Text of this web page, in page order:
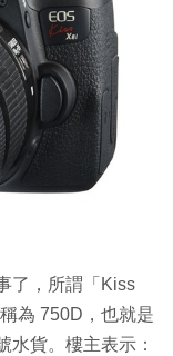
了，所謂「Kiss
為 750D，也就是
水貨。樓主表示：